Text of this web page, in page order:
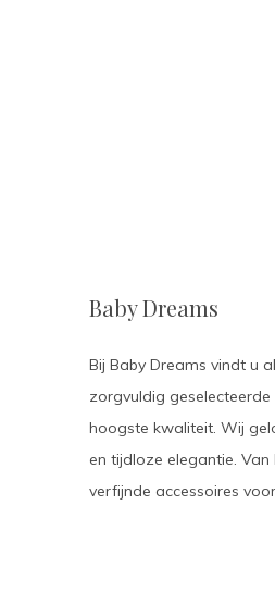
Baby Dreams
Bij Baby Dreams vindt u
zorgvuldig
hoogste kwaliteit. Wij
en tijdloze elegantie.
verfijnde accessoires